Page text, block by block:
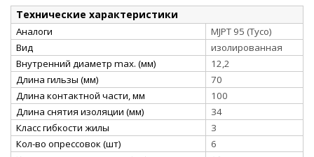
Технические характеристики
Аналоги
MJPT 95 (Tyco)
Вид
изолированная
Внутренний диаметр max. (мм)
12,2
Длина гильзы (мм)
70
Длина контактной части, мм
100
Длина снятия изоляции (мм)
34
Класс гибкости жилы
3
Кол-во опрессовок (шт)
6